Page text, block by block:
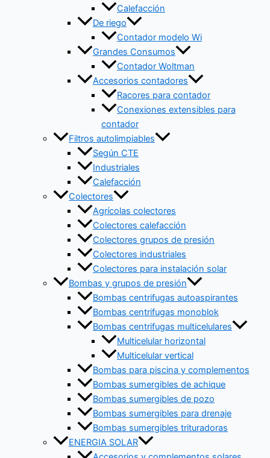
Calefacción
De riego
Contador modelo Wi
Grandes Consumos
Contador Woltman
Accesorios contadores
Racores para contador
Conexiones extensibles para
contador
Filtros autolimpiables
Según CTE
Industriales
Calefacción
Colectores
Agrícolas colectores
Colectores calefacción
Colectores grupos de presión
Colectores industriales
Colectores para instalación solar
Bombas y grupos de presión
Bombas centrifugas autoaspirantes
Bombas centrifugas monoblok
Bombas centrifugas multicelulares
Multicelular horizontal
Multicelular vertical
Bombas para piscina y complementos
Bombas sumergibles de achique
Bombas sumergibles de pozo
Bombas sumergibles para drenaje
Bombas sumergibles trituradoras
ENERGIA SOLAR